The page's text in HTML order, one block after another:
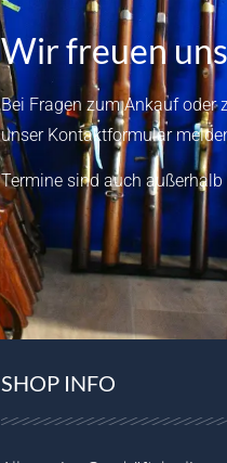
Wir freuen
Bei Fragen zum Ankauf oder
unser Kontaktformular
Termine sind auch
SHOP INFO